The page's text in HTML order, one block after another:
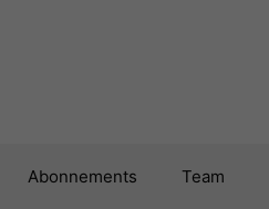
Abonnements Team